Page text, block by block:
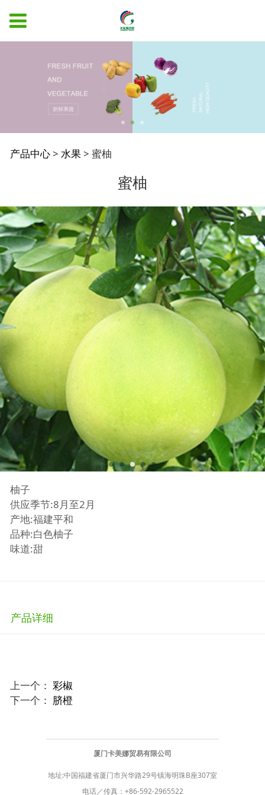
蜜柚
产品中心> 水果 > 蜜柚
蜜柚
柚子
供应季节:8月至2月
产地:福建平和
品种:白色柚子
味道:甜
产品详细
上一个： 彩椒
下一个： 脐橙
厦门卡美娜贸易有限公司
地址:中国福建省厦门市兴华路29号镇海明珠B座307室
电话／传真： +86-592-2965522